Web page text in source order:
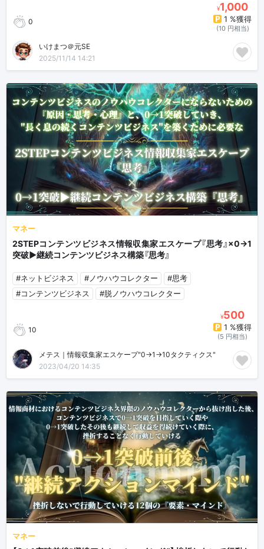
0
¥1,000
1 %獲得
(10 円相当)
いけまつ＠元SE
2025/11/14 14:21
マネー
2STEPコンテンツビジネス情報収集家エスケープ『思考』×0→1
突破▶︎継続コンテンツビジネス構築『思考』
#ネットビジネス #ノウハウコレクター
#思考
#コンテンツビジネス
#脱ノウハウコレクター
10
¥500
1 %獲得
(5 円相当)
メテス｜情報収集家エスケープ"0→1→10タクティクス"
2023/04/20 14:35
マネー